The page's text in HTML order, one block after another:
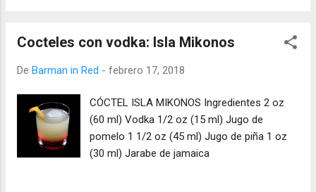
Cocteles con vodka: Isla Mikonos
De Barman in Red - febrero 17, 2018
CÓCTEL ISLA MIKONOS Ingredientes 2 oz
(60 ml) Vodka 1/2 oz (15 ml) Jugo de
pomelo 1 1/2 oz (45 ml) Jugo de piña 1 oz
(30 ml) Jarabe de jamaica